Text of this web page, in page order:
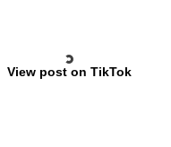
View post on TikTok